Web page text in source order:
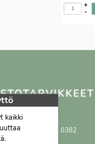
-
+
| Puh: 050 341 0382
kaikki